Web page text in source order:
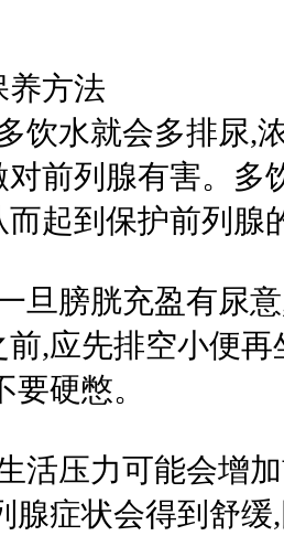
养方法
饮水就会多排尿,
前列腺有害。多
起到保护前列腺
旦膀胱充盈有尿
,应先排空小便
硬憋。
活压力可能会增
腺症状会得到舒